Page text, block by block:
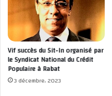
Vif succès du Sit-In organisé par
le Syndicat National du Crédit
Populaire à Rabat
3 décembre، 2023